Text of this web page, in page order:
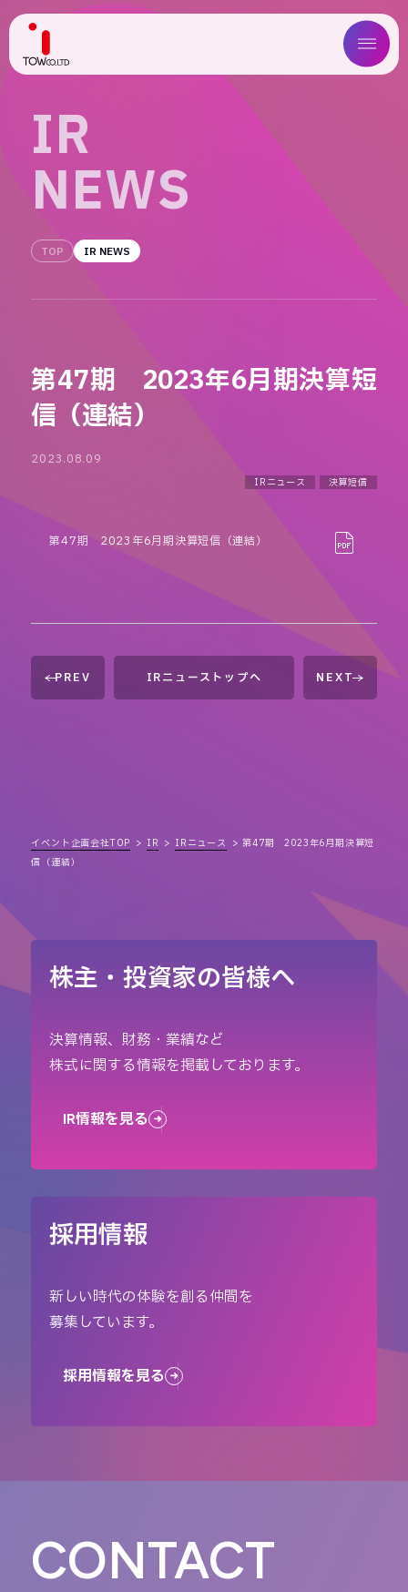
ABOUT US
WORKS
COMPANY
IR
IR
NEWS
TOP IR NEWS
第47期 2023年6月期決算短
信（連結）
2023.08.09
IRニュース 決算短信
第47期 2023年6月期決算短信（連結）
PREV IRニューストップへ NEXT
イベント企画会社TOP IR IRニュース
第47期 2023年6月期決算短
信（連結）
株主・投資家の皆様へ
決算情報、財務・業績など
株式に関する情報を掲載しております。
IR情報を見る
採用情報
新しい時代の体験を創る仲間を
募集しています。
採用情報を見る
CONTACT